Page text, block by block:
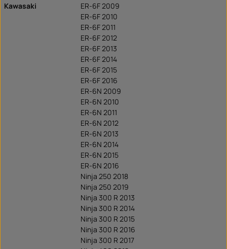
Kawasaki
ER-6F 2009
ER-6F 2010
ER-6F 2011
ER-6F 2012
ER-6F 2013
ER-6F 2014
ER-6F 2015
ER-6F 2016
ER-6N 2009
ER-6N 2010
ER-6N 2011
ER-6N 2012
ER-6N 2013
ER-6N 2014
ER-6N 2015
ER-6N 2016
Ninja 250 2018
Ninja 250 2019
Ninja 300 R 2013
Ninja 300 R 2014
Ninja 300 R 2015
Ninja 300 R 2016
Ninja 300 R 2017